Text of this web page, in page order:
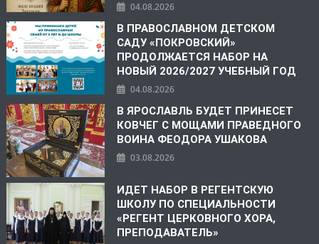
04.08.2026
В ПРАВОСЛАВНОМ ДЕТСКОМ
САДУ «ПОКРОВСКИЙ»
ПРОДОЛЖАЕТСЯ НАБОР НА
НОВЫЙ 2026/2027 УЧЕБНЫЙ ГОД
04.08.2026
В ЯРОСЛАВЛЬ БУДЕТ ПРИНЕСЕТ
КОВЧЕГ С МОЩАМИ ПРАВЕДНОГО
ВОИНА ФЕОДОРА УШАКОВА
03.08.2026
ИДЕТ НАБОР В РЕГЕНТСКУЮ
ШКОЛУ ПО СПЕЦИАЛЬНОСТИ
«РЕГЕНТ ЦЕРКОВНОГО ХОРА,
ПРЕПОДАВАТЕЛЬ»